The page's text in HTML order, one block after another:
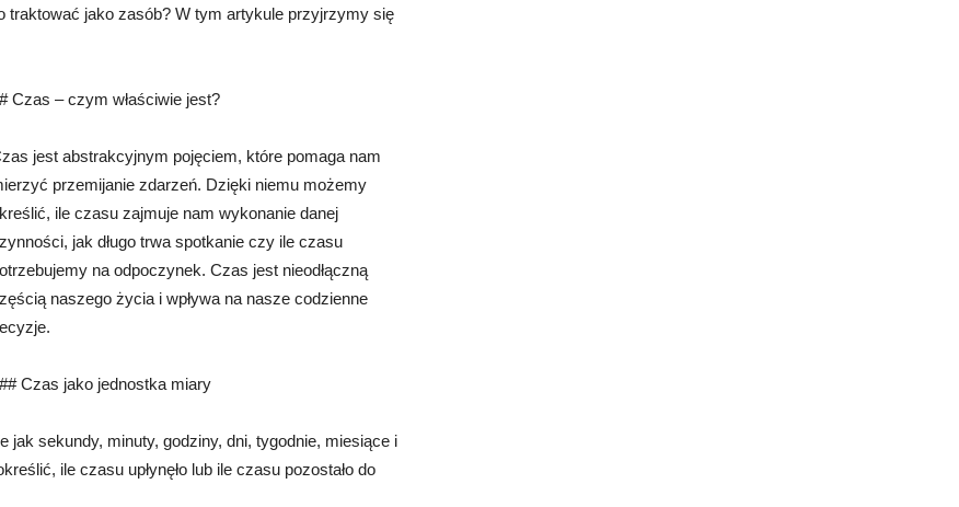
jako zasób? W tym artykule przyjrzymy się
Czas – czym właściwie jest?
jest abstrakcyjnym pojęciem, które pomaga nam
przemijanie zdarzeń. Dzięki niemu możemy
ile czasu zajmuje nam wykonanie danej
jak długo trwa spotkanie czy ile czasu
na odpoczynek. Czas jest nieodłączną
naszego życia i wpływa na nasze codzienne
Czas jako jednostka miary
sekundy, minuty, godziny, dni, tygodnie, miesiące i
ile czasu upłynęło lub ile czasu pozostało do